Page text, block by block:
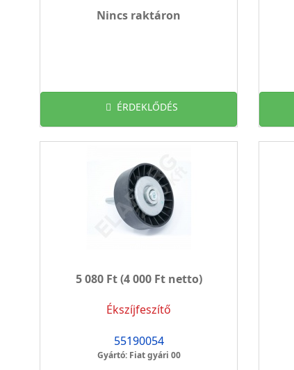
Nincs raktáron
ÉRDEKLŐDÉS
5 080 Ft(4 000 Ft netto)
Ékszíjfeszítő
55190054
Gyártó: Fiat gyári 00